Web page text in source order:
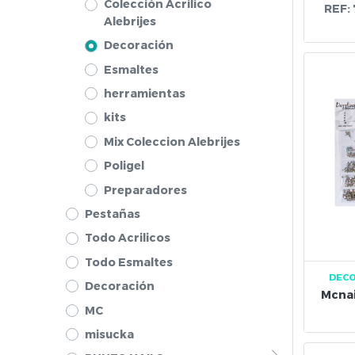
Colección Acrilico
Alebrijes
Decoración
Esmaltes
herramientas
kits
Mix Coleccion Alebrijes
Poligel
Preparadores
Pestañas
Todo Acrilicos
Todo Esmaltes
Decoración
MC
misucka
REF: